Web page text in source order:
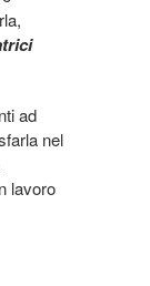
ad
nel
lavoro